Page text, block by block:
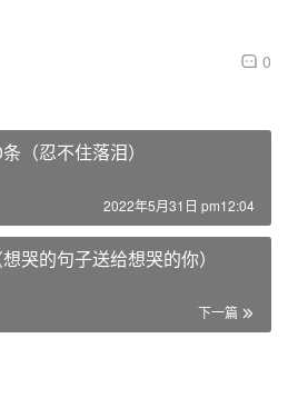
0
（忍不住落泪）
2022年5月31日 pm12:04
哭的句子送给想哭的你）
下一篇